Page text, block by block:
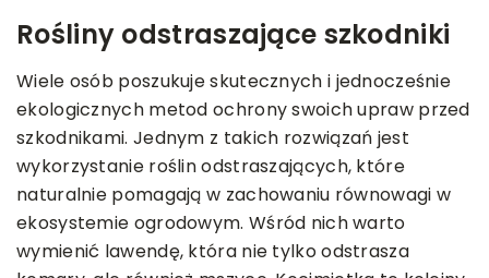
Rośliny odstraszające szkodniki
Wiele osób poszukuje skutecznych i jednocześnie
ekologicznych metod ochrony swoich upraw przed
szkodnikami. Jednym z takich rozwiązań jest
wykorzystanie roślin odstraszających, które
naturalnie pomagają w zachowaniu równowagi w
ekosystemie ogrodowym. Wśród nich warto
wymienić lawendę, która nie tylko odstrasza